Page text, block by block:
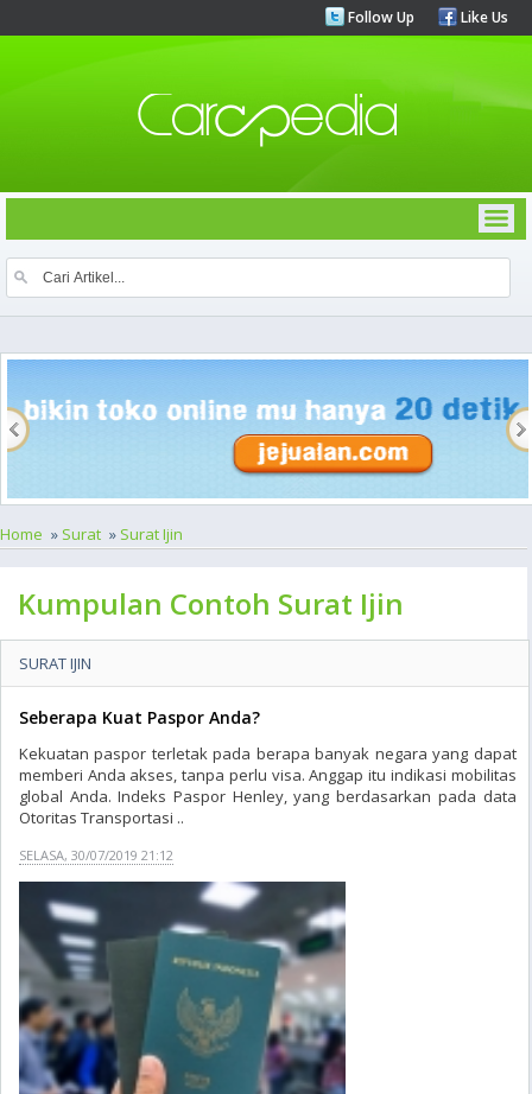
Follow Up Like Us
Home » Surat » Surat Ijin
Kumpulan Contoh Surat Ijin
SURAT IJIN
Seberapa Kuat Paspor Anda?
Kekuatan paspor terletak pada berapa banyak negara yang dapat
memberi Anda akses, tanpa perlu visa. Anggap itu indikasi mobilitas
global Anda. Indeks Paspor Henley, yang berdasarkan pada data
Otoritas Transportasi ..
SELASA, 30/07/2019 21:12